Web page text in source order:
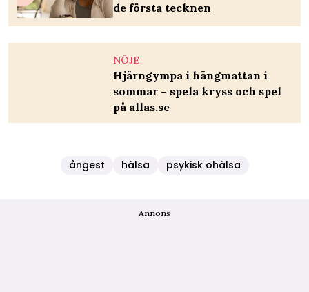
de första tecknen
NÖJE
Hjärngympa i hängmattan i
sommar – spela kryss och spel
på allas.se
ångest hälsa psykisk ohälsa
Annons